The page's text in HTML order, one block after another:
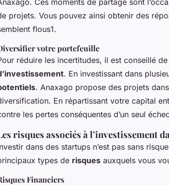
projets. Vous pouvez ainsi obtenir des
flous1.
votre portefeuille
réduire les incertitudes, il est conseillé de
. En investissant dans
. Anaxago propose des projets
En répartissant votre capital
les pertes conséquentes d’un seul
risques associés à l’investissement
dans des startups n’est pas sans
types de risques auxquels vous
Financiers